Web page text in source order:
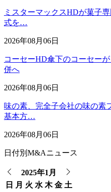
ミスターマックスHDが菓子
式を…
2026年08月06日
コーセーHD傘下のコーセー
併へ
2026年08月06日
味の素、完全子会社の味の素
基本方…
2026年08月06日
日付別M&Aニュース
2025年1月
日
月 火 水 木 金 土